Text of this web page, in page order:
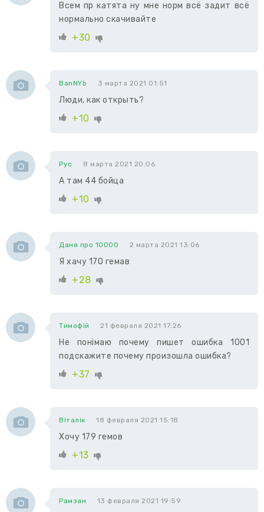
Всем пр катята ну мне норм всё задит всё
нормально скачивайте
+30
BanNYb 3 марта 2021 01:51
Люди, как открыть?
+10
Рус 8 марта 2021 20:06
А там 44 бойца
+10
Даня про 10000 2 марта 2021 13:06
Я хачу 170 гемав
+28
Тимофій 21 февраля 2021 17:26
Не понімаю почему пишет ошибка 1001
подскажите почему произошла ошибка?
+37
Віталік 18 февраля 2021 15:18
Хочу 179 гемов
+13
Рамзан 13 февраля 2021 19:59